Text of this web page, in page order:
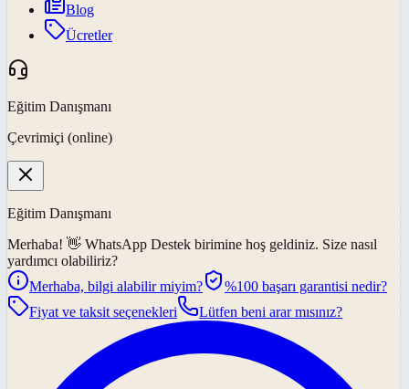
Blog
Ücretler
Eğitim Danışmanı
Çevrimiçi (online)
Eğitim Danışmanı
Merhaba! 👋 WhatsApp Destek birimine hoş geldiniz. Size nasıl
yardımcı olabiliriz?
Merhaba, bilgi alabilir miyim?
%100 başarı garantisi nedir?
Fiyat ve taksit seçenekleri
Lütfen beni arar mısınız?